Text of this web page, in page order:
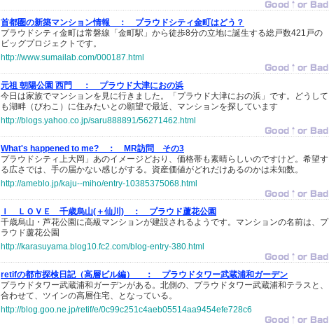
首都圏の新築マンション情報 ：
プラウドシティ金町はどう？
プラウドシティ金町は常磐線「金町駅」から徒歩8分の立地に誕生する総戸数421戸の
ビッグプロジェクトです。
http://www.sumailab.com/000187.html
元祖 朝陽公園 西門 ：
プラウド大津におの浜
今日は家族でマンションを見に行きました。「プラウド大津におの浜」です。どうして
も湖畔（びわこ）に住みたいとの願望で最近、マンションを探しています
http://blogs.yahoo.co.jp/saru888891/56271462.html
What's happened to me? ：
MR訪問 その3
プラウドシティ上大岡」あのイメージどおり、価格帯も素晴らしいのですけど。希望す
る広さでは、手の届かない感じがする。資産価値がどれだけあるのかは未知数。
http://ameblo.jp/kaju--miho/entry-10385375068.html
Ｉ ＬＯＶＥ 千歳烏山(＋仙川) ：
プラウド蘆花公園
千歳烏山・芦花公園に高級マンションが建設されるようです。マンションの名前は、プ
ラウド蘆花公園
http://karasuyama.blog10.fc2.com/blog-entry-380.html
retifの都市探検日記（高層ビル編） ：
プラウドタワー武蔵浦和ガーデン
プラウドタワー武蔵浦和ガーデンがある。北側の、プラウドタワー武蔵浦和テラスと、
合わせて、ツインの高層住宅、となっている。
http://blog.goo.ne.jp/retif/e/0c99c251c4aeb05514aa9454efe728c6